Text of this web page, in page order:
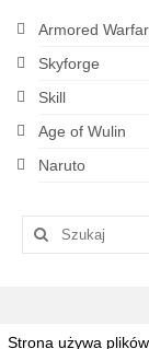
Armored
Skyforge
Skill
Age of Wulin
Naruto
Szuklaj
© 2026 Grajpad.pl -
Strona używa